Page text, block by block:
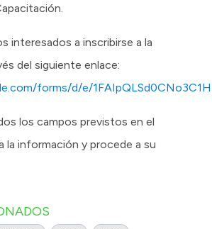
interesados a inscribirse a la
del siguiente enlace:
forms/d/e/
los campos previstos en el
la información y procede a su